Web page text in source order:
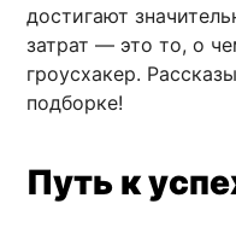
достигают
затрат — это то, о
гроусхакер.
подборке!
Путь к